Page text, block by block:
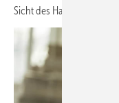
Sicht des Handwerkers